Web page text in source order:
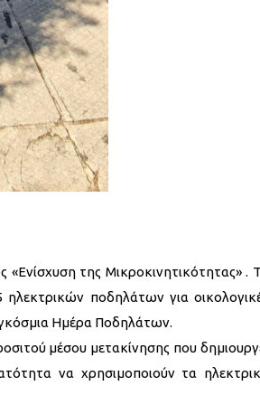
της Μικροκινητικότητας» .
ποδηλάτων για
Ημέρα Ποδηλάτων.
μέσου μετακίνησης που
να χρησιμοποιούν τα